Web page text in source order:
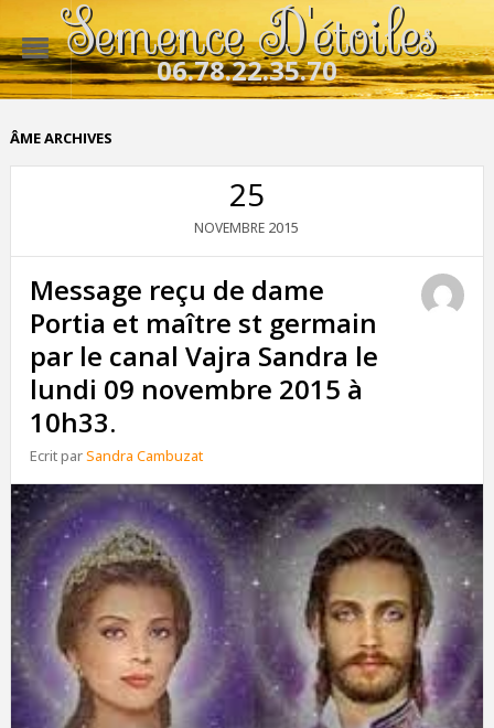
Semence D'étoiles
06.78.22.35.70
ÂME ARCHIVES
25
NOVEMBRE 2015
Message reçu de dame
Portia et maître st germain
par le canal Vajra Sandra le
lundi 09 novembre 2015 à
10h33.
Ecrit parSandra Cambuzat